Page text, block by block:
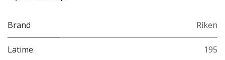
Brand Riken
Latime 195